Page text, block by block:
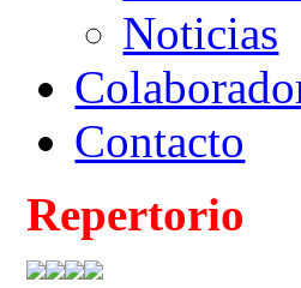
Noticias
Contacto
Repertorio